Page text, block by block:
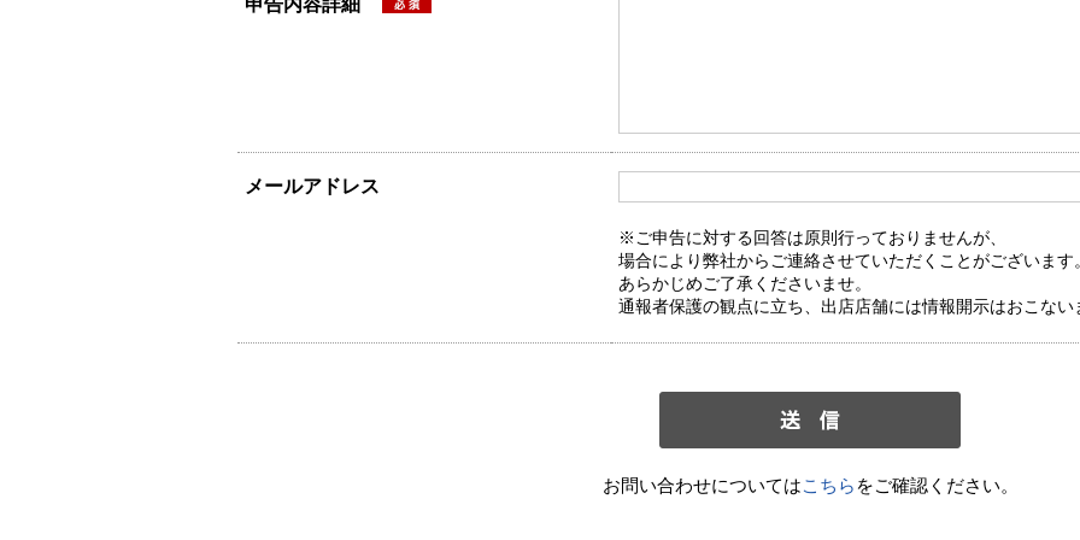
申告内容詳細
メールアドレス
※ご申告に対する回答は原則行っておりませんが、
場合により弊社からご連絡させていただくことがございます。
あらかじめご了承くださいませ。
通報者保護の観点に立ち、出店店舗には情報開示はおこない
お問い合わせについてはこちら をご確認ください。